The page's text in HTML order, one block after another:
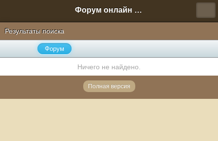
Форум онлайн игры "Новая Эра" (Нюра Биз)
Результаты поиска
Форум
Ничего не найдено.
Полная версия